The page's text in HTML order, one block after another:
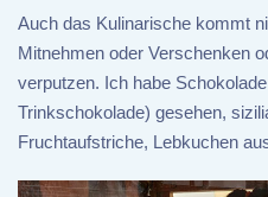
Auch das Kulinarische kommt
Mitnehmen oder Verschenken
verputzen. Ich habe
Trinkschokolade) gesehen,
Fruchtaufstriche, Lebkuchen